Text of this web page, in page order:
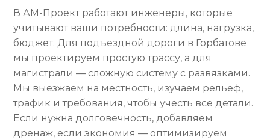
В АМ-Проект работают инженеры, которые
учитывают ваши потребности: длина, нагрузка,
бюджет. Для подъездной дороги в Горбатове
мы проектируем простую трассу, а для
магистрали — сложную систему с развязками.
Мы выезжаем на местность, изучаем рельеф,
трафик и требования, чтобы учесть все детали.
Если нужна долговечность, добавляем
дренаж, если экономия — оптимизируем